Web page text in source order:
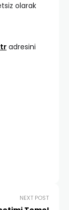
olarak
adresini
NEXT POST